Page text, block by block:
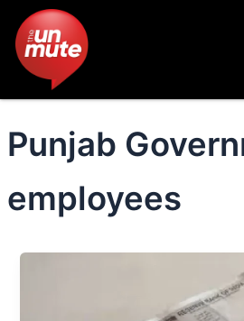
content
Punjab
employees